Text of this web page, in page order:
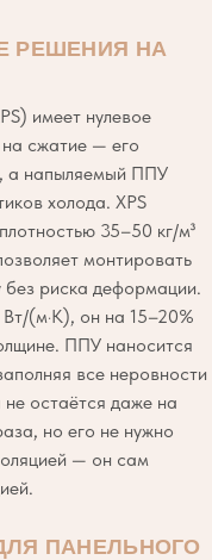
РЕШЕНИЯ НА
имеет нулевое
сжатие — его
а напыляемый ППУ
холода. XPS
35–50 кг/м³
монтировать
без риска деформации.
(м·К), он на 15–20%
ППУ наносится
все неровности
остаётся даже на
но его не нужно
— он сам
ПАНЕЛЬНОГО